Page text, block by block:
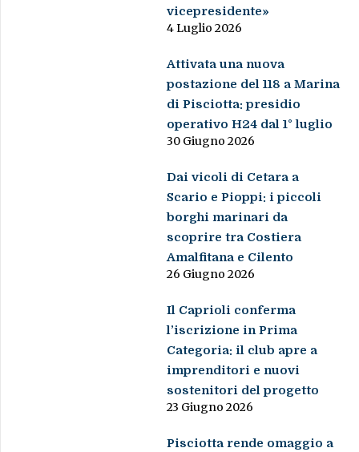
vicepresidente»
4 Luglio 2026
Attivata una nuova
postazione del 118 a Marina
di Pisciotta: presidio
operativo H24 dal 1° luglio
30 Giugno 2026
Dai vicoli di Cetara a
Scario e Pioppi: i piccoli
borghi marinari da
scoprire tra Costiera
Amalfitana e Cilento
26 Giugno 2026
Il Caprioli conferma
l’iscrizione in Prima
Categoria: il club apre a
imprenditori e nuovi
sostenitori del progetto
23 Giugno 2026
Pisciotta rende omaggio a